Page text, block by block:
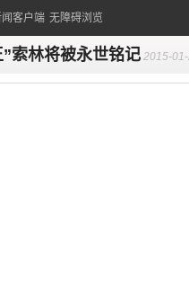
客户端 无障碍浏览
”索林将被永世铭记 2015-